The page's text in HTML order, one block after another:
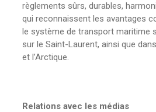
règlements sûrs, durables,
qui reconnaissent les avantages
le système de transport maritime
sur le Saint-Laurent, ainsi que
et l’Arctique.
Relations avec les médias